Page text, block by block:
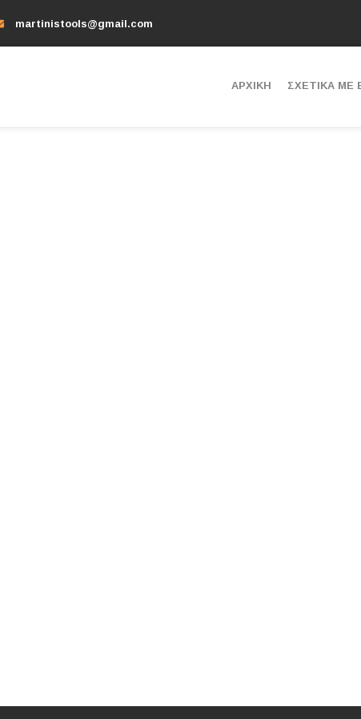
martinistools@gmail.com
ΑΡΧΙΚΗ ΣΧΕΤΙΚΑ ΜΕ